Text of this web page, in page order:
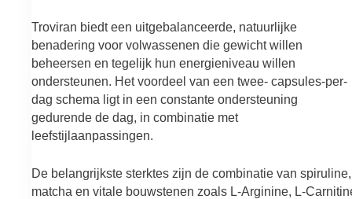
Troviran biedt een uitgebalanceerde, natuurlijke
benadering voor volwassenen die gewicht willen
beheersen en tegelijk hun energieniveau willen
ondersteunen. Het voordeel van een twee- capsules-per-
dag schema ligt in een constante ondersteuning
gedurende de dag, in combinatie met
leefstijlaanpassingen.
De belangrijkste sterktes zijn de combinatie van spiruline,
matcha en vitale bouwstenen zoals L-Arginine, L-